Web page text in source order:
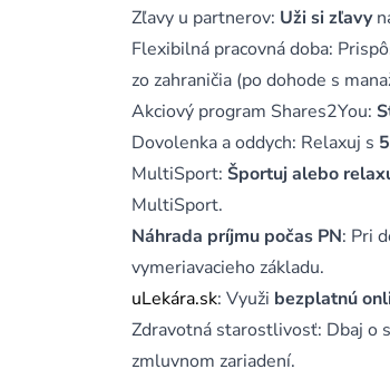
Zľavy u partnerov: Uži si zľavy
Flexibilná pracovná doba:
zo zahraničia (po dohode s
Akciový program Shares2You:
Dovolenka a oddych: Relaxuj s
MultiSport: Športuj alebo
MultiSport.
Náhrada príjmu počas PN: Pri
vymeriavacieho základu.
uLekára.sk: Využi bezplatnú
Zdravotná starostlivosť: Dbaj o
zmluvnom zariadení.